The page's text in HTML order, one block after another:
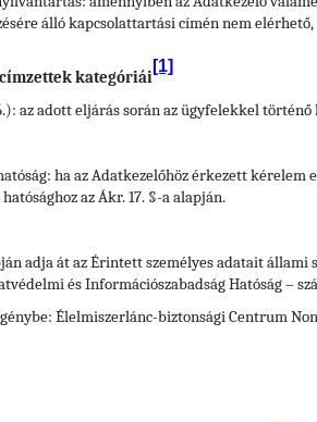
álló kapcsolattartási címén nem
kategóriái
[1]
az adott eljárás során az ügyfelekkel
ha az Adatkezelőhöz érkezett kérelem
az Ákr. 17. §-a alapján.
adja át az Érintett személyes adatait állami
és Információszabadság Hatóság –
Élelmiszerlánc-biztonsági Centrum